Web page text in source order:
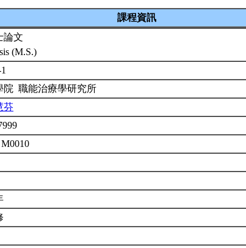
課程資訊
論文
(M.S.)
院 職能治療學研究所
芬